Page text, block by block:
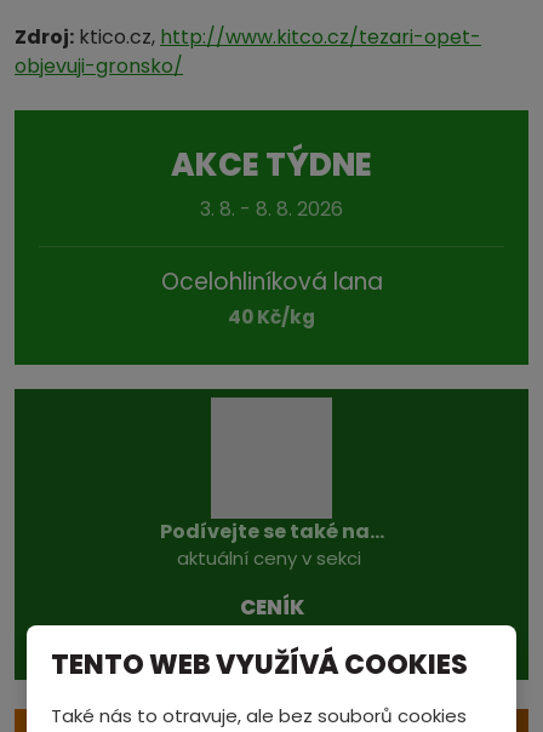
Zdroj: ktico.cz, http://www.kitco.cz/tezari-opet-
objevuji-gronsko/
AKCE TÝDNE
3. 8. - 8. 8. 2026
Ocelohliníková lana
40 Kč/kg
Podívejte se také na...
aktuální ceny v sekci
CENÍK
TENTO WEB VYUŽÍVÁ COOKIES
Také nás to otravuje, ale bez souborů cookies